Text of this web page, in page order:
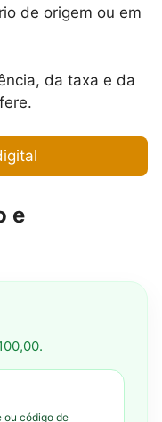
de origem ou em
da taxa e da
e
ou código de